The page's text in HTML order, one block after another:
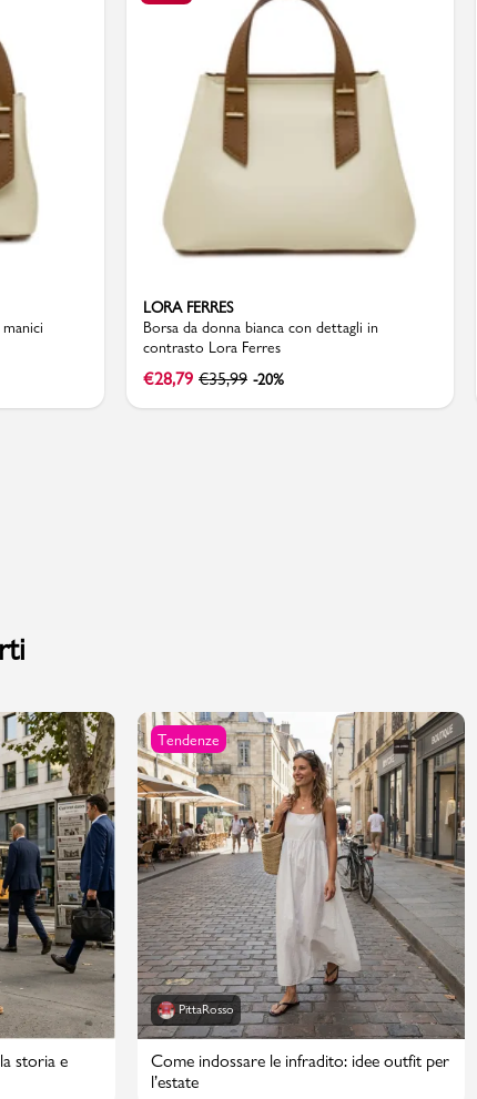
LORA FERRES
Borsa da donna bianca con dettagli in
contrasto Lora Ferres
€28,79 €35,99 -20%
storia e
Tendenze
PittaRosso
Come indossare le infradito: idee outfit per
l’estate